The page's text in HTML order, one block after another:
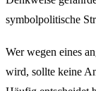
symbolpolitische
Wer wegen eines
wird, sollte keine